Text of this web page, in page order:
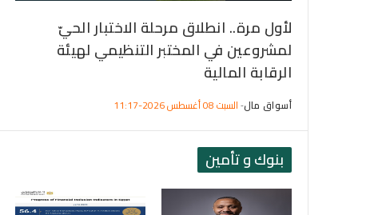
لأول مرة.. انطلاق مرحلة الاختبار الحيّ
لمشروعين في المختبر التنظيمي لهيئة
الرقابة المالية
أسواق مال- السبت 08 أغسطس 2026-11:17
بنوك و تأمين